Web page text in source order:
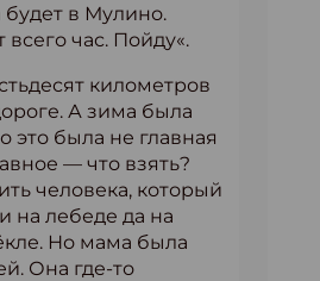
будет в Мулино.
всего час. Пойду«.
километров
А зима была
это была не главная
— что взять?
человека, который
на лебеде да на
Но мама была
Она где-то